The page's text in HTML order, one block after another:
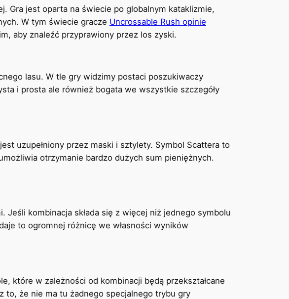
Gra jest oparta na świecie po globalnym kataklizmie,
W tym świecie gracze Uncrossable Rush opinie
aby znaleźć przyprawiony przez los zyski.
lasu. W tle gry widzimy postaci poszukiwaczy
i prosta ale również bogata we wszystkie szczegóły
uzupełniony przez maski i sztylety. Symbol Scattera to
otrzymanie bardzo dużych sum pieniężnych.
kombinacja składa się z więcej niż jednego symbolu
to ogromnej różnicę we własności wyników
które w zależności od kombinacji będą przekształcane
to, że nie ma tu żadnego specjalnego trybu gry